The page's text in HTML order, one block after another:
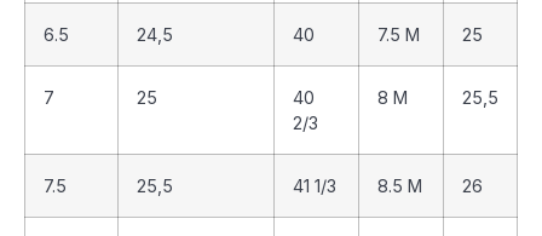
6.5 24,5 40 7.5 M 25
7 25
40
2/3
8 M 25,5
7.5 25,5 41 1/3 8.5 M 26